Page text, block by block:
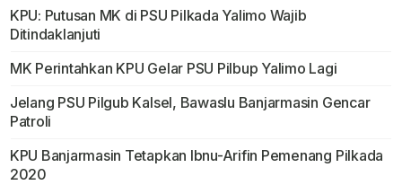
KPU: Putusan MK di PSU Pilkada Yalimo Wajib
Ditindaklanjuti
MK Perintahkan KPU Gelar PSU Pilbup Yalimo Lagi
Jelang PSU Pilgub Kalsel, Bawaslu Banjarmasin Gencar
Patroli
KPU Banjarmasin Tetapkan Ibnu-Arifin Pemenang Pilkada
2020